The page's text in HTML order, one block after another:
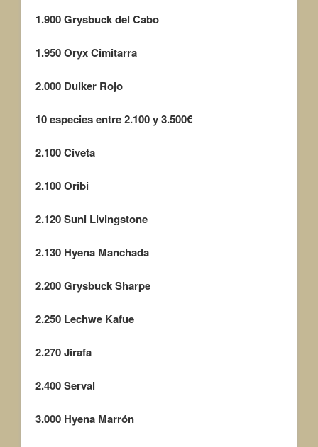
1.900Grysbuck del Cabo
1.950Oryx Cimitarra
2.000 Duiker Rojo
10 especies entre 2.100 y 3.500€
2.100Civeta
2.100Oribi
2.120Suni Livingstone
2.130 Hyena Manchada
2.200Grysbuck Sharpe
2.250 Lechwe Kafue
2.270Jirafa
2.400Serval
3.000 Hyena Marrón